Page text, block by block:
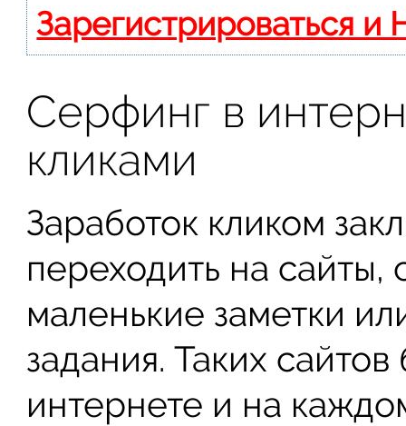
Зарегистрироваться и
Серфинг в
кликами
Заработок кликом
переходить на сайты,
маленькие заметки
задания. Таких
интернете и на